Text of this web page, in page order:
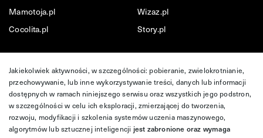
Mamotoja.pl
Wizaz.pl
Cocolita.pl
Story.pl
Jakiekolwiek aktywności, w szczególności: pobieranie, zwielokrotnianie,
przechowywanie, lub inne wykorzystywanie treści, danych lub informacji
dostępnych w ramach niniejszego serwisu oraz wszystkich jego podstron,
w szczególności w celu ich eksploracji, zmierzającej do tworzenia,
rozwoju, modyfikacji i szkolenia systemów uczenia maszynowego,
algorytmów lub sztucznej inteligencji jest zabronione oraz wymaga